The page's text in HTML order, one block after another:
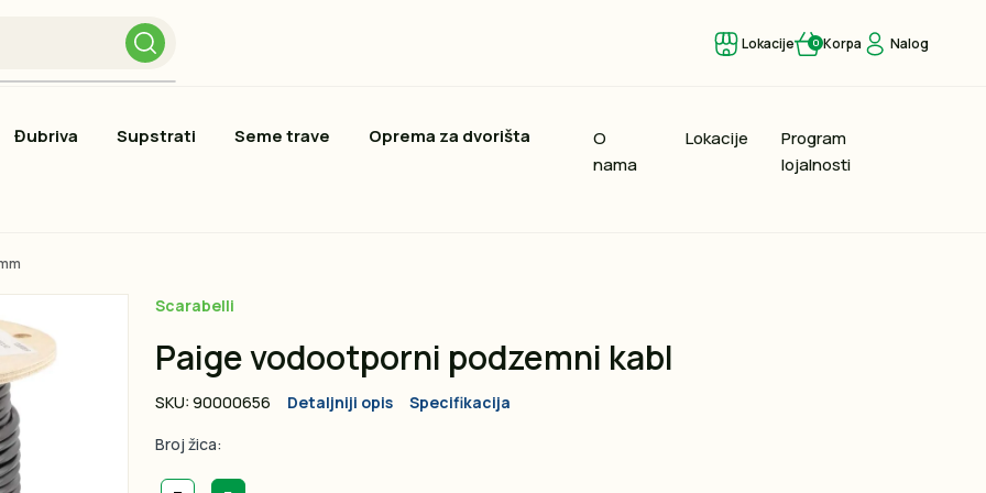
Lokacije 0 Korpa Nalog
Đubriva Supstrati Seme trave Oprema za dvorišta
O
nama
Lokacije
Program
lojalnosti
Scarabelli
Paige vodootporni podzemni kabl
SKU: 90000656 Detaljniji opis
Specifikacija
Broj žica: